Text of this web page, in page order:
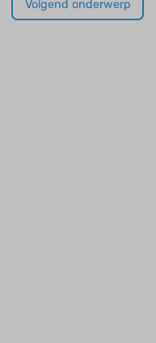
Volgend onderwerp